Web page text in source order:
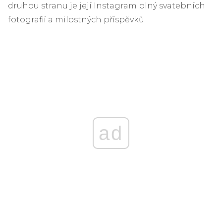
druhou stranu je její Instagram plný svatebních
fotografií a milostných příspěvků.
ad